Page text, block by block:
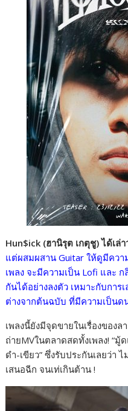
Hun$ick (ฮานิรุต เกตุชู) ได้เล่
แต่ผสมผสาน Guitar ให้ดูมีควา
เพลง จะมีความเป็น Lofi และ
กันได้อย่างลงตัว เหมาะกับการ
ต่างจากต้นฉบับ ที่มีความเป็นด
เพลงนี้ยังมีจุดขายในเรื่องของ
ถ่ายMVในตลาดสดทั้งเพลง! “
ดำ-เขียว” ซึ่งรับประกันเลยว่า
เสนอฉีก จนเท่เกินต้าน !